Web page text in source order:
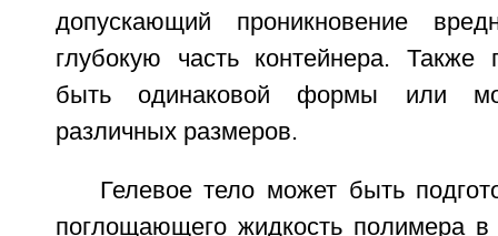
допускающий проникновение
глубокую часть контейнера. Также
быть одинаковой формы или
различных размеров.
Гелевое тело может быть
поглощающего жидкость полимера в